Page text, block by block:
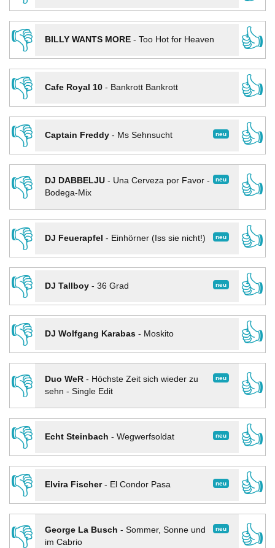
👎
BILLY WANTS MORE- Too Hot for Heaven
👍
👎
Cafe Royal 10- Bankrott Bankrott
👍
👎
neu
Captain Freddy- Ms Sehnsucht
👍
👎
neu
DJ DABBELJU- Una Cerveza por Favor -
Bodega-Mix
👍
👎
neu
DJ Feuerapfel - Einhörner (Iss sie nicht!)
👍
👎
neu
DJ Tallboy- 36 Grad
👍
👎
DJ Wolfgang Karabas- Moskito
👍
👎
neu
Duo WeR- Höchste Zeit sich wieder zu
sehn - Single Edit
👍
👎
neu
Echt Steinbach - Wegwerfsoldat
👍
👎
neu
Elvira Fischer- El Condor Pasa
👍
👎
neu
George La Busch - Sommer, Sonne und
im Cabrio
👍